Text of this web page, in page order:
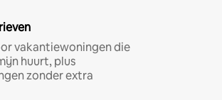
vakantiewoningen die
huurt, plus
zonder extra